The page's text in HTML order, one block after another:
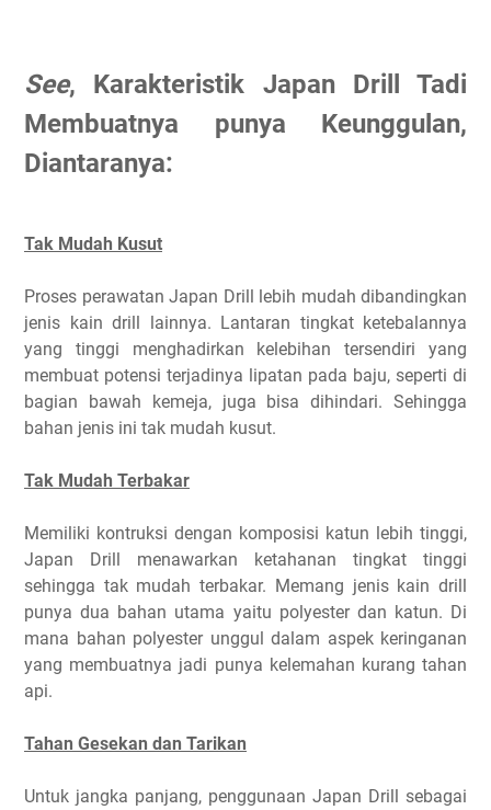
See, Karakteristik Japan Drill Tadi
Membuatnya punya Keunggulan,
Diantaranya:
Tak Mudah Kusut
Proses perawatan Japan Drill lebih mudah dibandingkan
jenis kain drill lainnya. Lantaran tingkat ketebalannya
yang tinggi menghadirkan kelebihan tersendiri yang
membuat potensi terjadinya lipatan pada baju, seperti di
bagian bawah kemeja, juga bisa dihindari. Sehingga
bahan jenis ini tak mudah kusut.
Tak Mudah Terbakar
Memiliki kontruksi dengan komposisi katun lebih tinggi,
Japan Drill menawarkan ketahanan tingkat tinggi
sehingga tak mudah terbakar. Memang jenis kain drill
punya dua bahan utama yaitu polyester dan katun. Di
mana bahan polyester unggul dalam aspek keringanan
yang membuatnya jadi punya kelemahan kurang tahan
api.
Tahan Gesekan dan Tarikan
Untuk jangka panjang, penggunaan Japan Drill sebagai